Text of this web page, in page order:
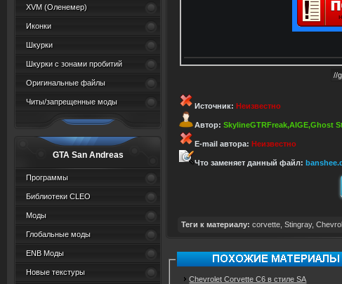
XVM (Oленемер)
Иконки
Шкурки
Шкурки с зонами пробитий
Оригинальные файлы
Читы/запрещенные моды
GTA San Andreas
Программы
Библиотеки CLEO
Моды
Глобальные моды
ENB Моды
Новые текстуры
Источник: Неизвестно
Автор: SkylineGTRFreak,AIGE,Ghost
E-mail автора: Неизвестно
Что заменяет данный файл:
Теги к материалу: corvette Stingray,
Chevrolet Corvette C6 в стиле SA